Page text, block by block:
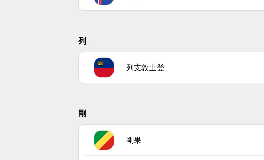
列
列支敦士登
剛
剛果